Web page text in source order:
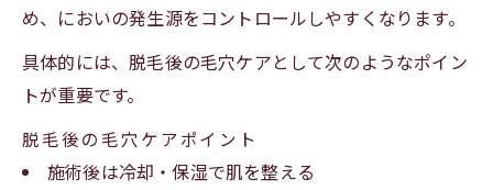
め、においの発生源をコントロールしやすくなります。
具体的には、脱毛後の毛穴ケアとして次のようなポイン
トが重要です。
脱毛後の毛穴ケアポイント
施術後は冷却・保湿で肌を整える